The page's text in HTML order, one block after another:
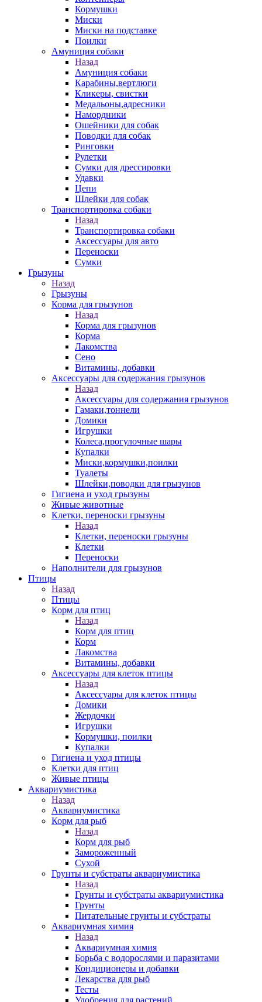
Кормушки
Миски
Миски на подставке
Поилки
Амуниция собаки
Назад
Амуниция собаки
Карабины,вертлюги
Кликеры, свистки
Медальоны,адресники
Намордники
Ошейники для собак
Поводки для собак
Ринговки
Рулетки
Сумки для дрессировки
Удавки
Цепи
Шлейки для собак
Транспортировка собаки
Назад
Транспортировка собаки
Аксессуары для авто
Переноски
Сумки
Грызуны
Назад
Грызуны
Корма для грызунов
Назад
Корма для грызунов
Корма
Лакомства
Сено
Витамины, добавки
Аксессуары для содержания грызунов
Назад
Аксессуары для содержания грызунов
Гамаки,тоннели
Домики
Игрушки
Колеса,прогулочные шары
Купалки
Миски,кормушки,поилки
Туалеты
Шлейки,поводки для грызунов
Гигиена и уход грызуны
Живые животные
Клетки, переноски грызуны
Назад
Клетки, переноски грызуны
Клетки
Переноски
Наполнители для грызунов
Птицы
Назад
Птицы
Корм для птиц
Назад
Корм для птиц
Корм
Лакомства
Витамины, добавки
Аксессуары для клеток птицы
Назад
Аксессуары для клеток птицы
Домики
Жердочки
Игрушки
Кормушки, поилки
Купалки
Гигиена и уход птицы
Клетки для птиц
Живые птицы
Аквариумистика
Назад
Аквариумистика
Корм для рыб
Назад
Корм для рыб
Замороженный
Сухой
Грунты и субстраты аквариумистика
Назад
Грунты и субстраты аквариумистика
Грунты
Питательные грунты и субстраты
Аквариумная химия
Назад
Аквариумная химия
Борьба с водорослями и паразитами
Кондиционеры и добавки
Лекарства для рыб
Тесты
Удобрения для растений